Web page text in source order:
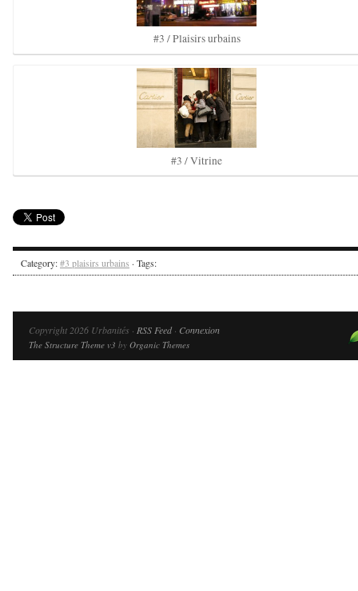
#3 / Plaisirs urbains
#3 / Vitrine
Category:#3 plaisirs urbains · Tags:
Copyright 2026 Urbanités · RSS Feed· Connexion
The Structure Theme v3 by Organic Themes